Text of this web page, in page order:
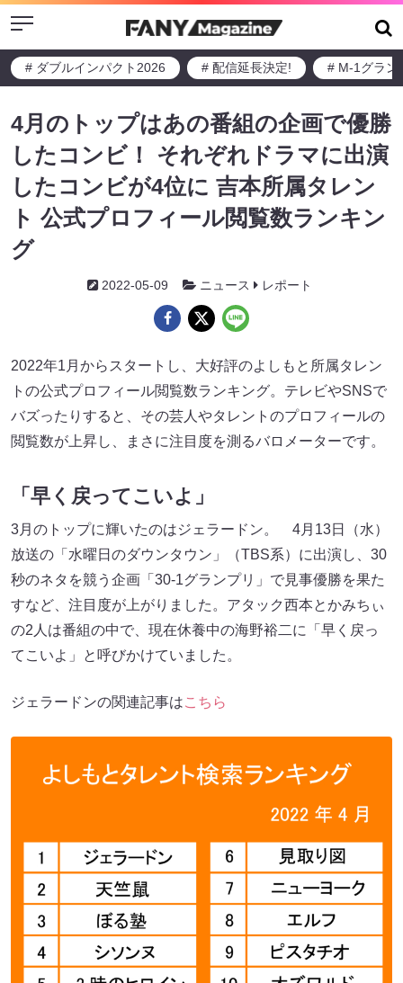
Menu
# ダブルインパクト2026 # 配信延長決定! # M-1グラン
4月のトップはあの番組の企画で優勝
したコンビ！ それぞれドラマに出演
したコンビが4位に 吉本所属タレン
ト 公式プロフィール閲覧数ランキン
グ
2022-05-09 ニュース レポート
2022年1月からスタートし、大好評のよしもと所属タレン
トの公式プロフィール閲覧数ランキング。テレビやSNSで
バズったりすると、その芸人やタレントのプロフィールの
閲覧数が上昇し、まさに注目度を測るバロメーターです。
「早く戻ってこいよ」
3月のトップに輝いたのはジェラードン。 4月13日（水）
放送の「水曜日のダウンタウン」（TBS系）に出演し、30
秒のネタを競う企画「30-1グランプリ」で見事優勝を果た
すなど、注目度が上がりました。アタック西本とかみちぃ
の2人は番組の中で、現在休養中の海野裕二に「早く戻っ
てこいよ」と呼びかけていました。
ジェラードンの関連記事はこちら